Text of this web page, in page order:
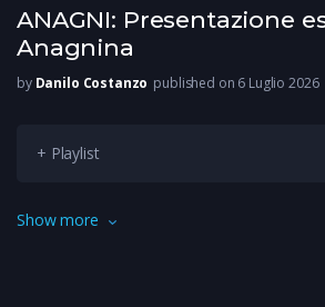
ANAGNI: Presentazione
Anagnina
by Danilo Costanzo published on 6 Luglio 2026
+ Playlist
Presentata l’Estate Anagnina 2026. Un
Show more